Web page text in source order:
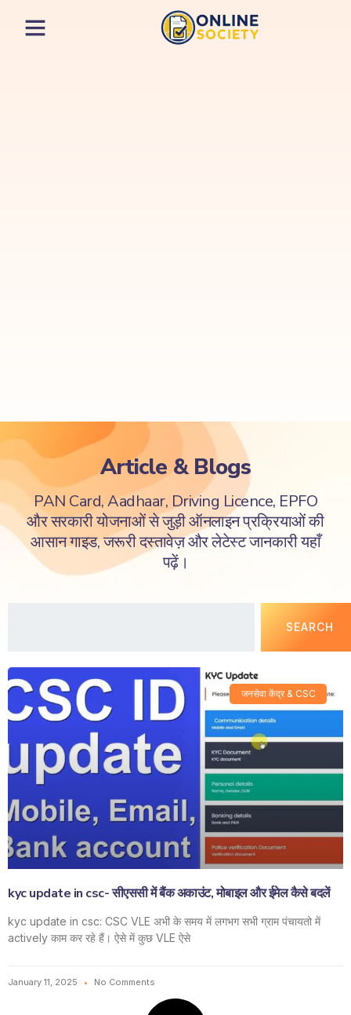
Article & Blogs
PAN Card, Aadhaar, Driving Licence, EPFO
और सरकारी योजनाओं से जुड़ी ऑनलाइन प्रक्रियाओं की
आसान गाइड, जरूरी दस्तावेज़ और लेटेस्ट जानकारी यहाँ
पढ़ें।
SEARCH
जनसेवा केंद्र & CSC
kyc update in csc- सीएससी में बैंक अकाउंट, मोबाइल और ईमेल कैसे बदलें
kyc update in csc: CSC VLE अभी के समय में लगभग सभी ग्राम पंचायतो में
actively काम कर रहे हैं। ऐसे में कुछ VLE ऐसे
January 11, 2025 No Comments